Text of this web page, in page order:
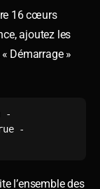
16 cœurs
ajoutez les
Démarrage »
-
-
l’ensemble des